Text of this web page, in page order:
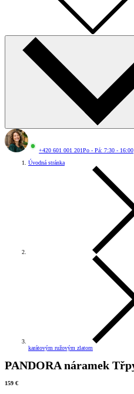
+420 601 001 201Po - Pá: 7:30 - 16:00
Úvodná stránka
karátovým ružovým zlatom
PANDORA náramek
159 €